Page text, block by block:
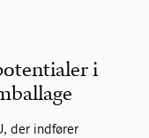
i
der indfører